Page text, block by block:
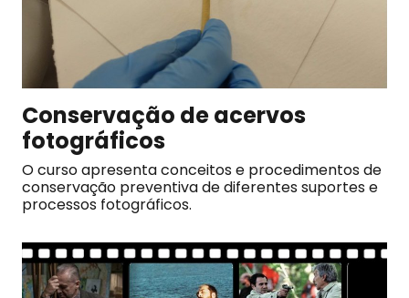
Conservação de acervos
fotográficos
O curso apresenta conceitos e procedimentos de
conservação preventiva de diferentes suportes e
processos fotográficos.